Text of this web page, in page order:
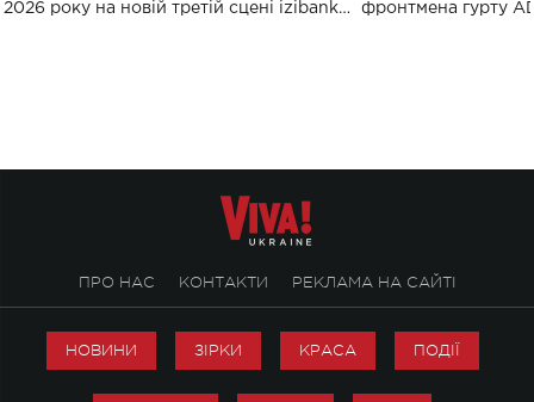
2026 року на новій третій сцені izibank
фронтмена гурту
ПРО НАС КОНТАКТИ РЕКЛАМА НА САЙТІ
НОВИНИ ЗІРКИ КРАСА ПОДІЇ